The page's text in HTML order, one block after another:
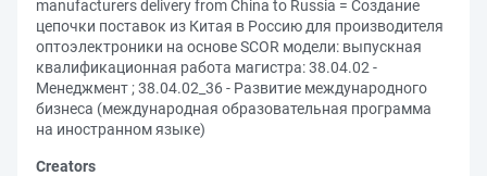
manufacturers delivery from China to Russia = Создание
цепочки поставок из Китая в Россию для производителя
оптоэлектроники на основе SCOR модели: выпускная
квалификационная работа магистра: 38.04.02 -
Менеджмент ; 38.04.02_36 - Развитие международного
бизнеса (международная образовательная программа
на иностранном языке)
Creators